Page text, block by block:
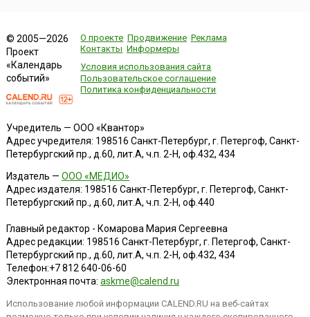
© 2005—2026
Проект
«Календарь
событий»
О проекте Продвижение Реклама
Контакты Информеры
Условия использования сайта
Пользовательское соглашение
Политика конфиденциальности
Учредитель — ООО «Квантор»
Адрес учредителя: 198516 Санкт-Петербург, г. Петергоф, Санкт-
Петербургский пр., д.60, лит.А, ч.п. 2-Н, оф.432, 434
Издатель — ООО «МЕДИО»
Адрес издателя: 198516 Санкт-Петербург, г. Петергоф, Санкт-
Петербургский пр., д.60, лит.А, ч.п. 2-Н, оф.440
Главный редактор - Комарова Мария Сергеевна
Адрес редакции: 198516 Санкт-Петербург, г. Петергоф, Санкт-
Петербургский пр., д.60, лит.А, ч.п. 2-Н, оф.432, 434
Телефон:+7 812 640-06-60
Электронная почта: askme@calend.ru
Использование любой информации CALEND.RU на веб-сайтах